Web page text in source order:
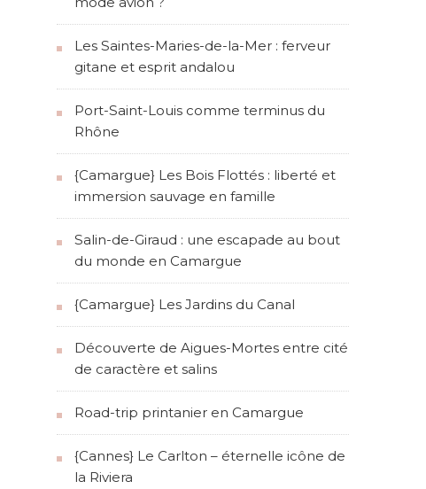
Les Saintes-Maries-de-la-Mer : ferveur
gitane et esprit andalou
Port-Saint-Louis comme terminus du
Rhône
{Camargue} Les Bois Flottés : liberté et
immersion sauvage en famille
Salin-de-Giraud : une escapade au bout
du monde en Camargue
{Camargue} Les Jardins du Canal
Découverte de Aigues-Mortes entre cité
de caractère et salins
Road-trip printanier en Camargue
{Cannes} Le Carlton – éternelle icône de
la Riviera